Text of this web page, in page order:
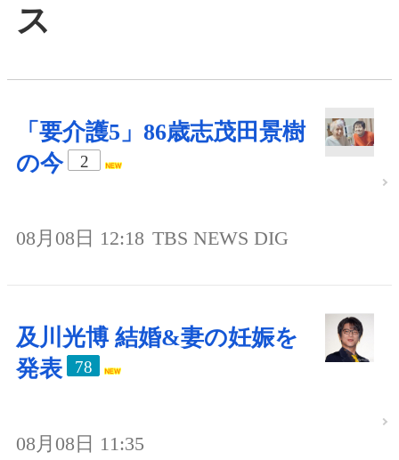
ス
「要介護5」86歳志茂田景樹
の今
2
08月08日 12:18 TBS NEWS DIG
及川光博 結婚&妻の妊娠を
発表
78
08月08日 11:35